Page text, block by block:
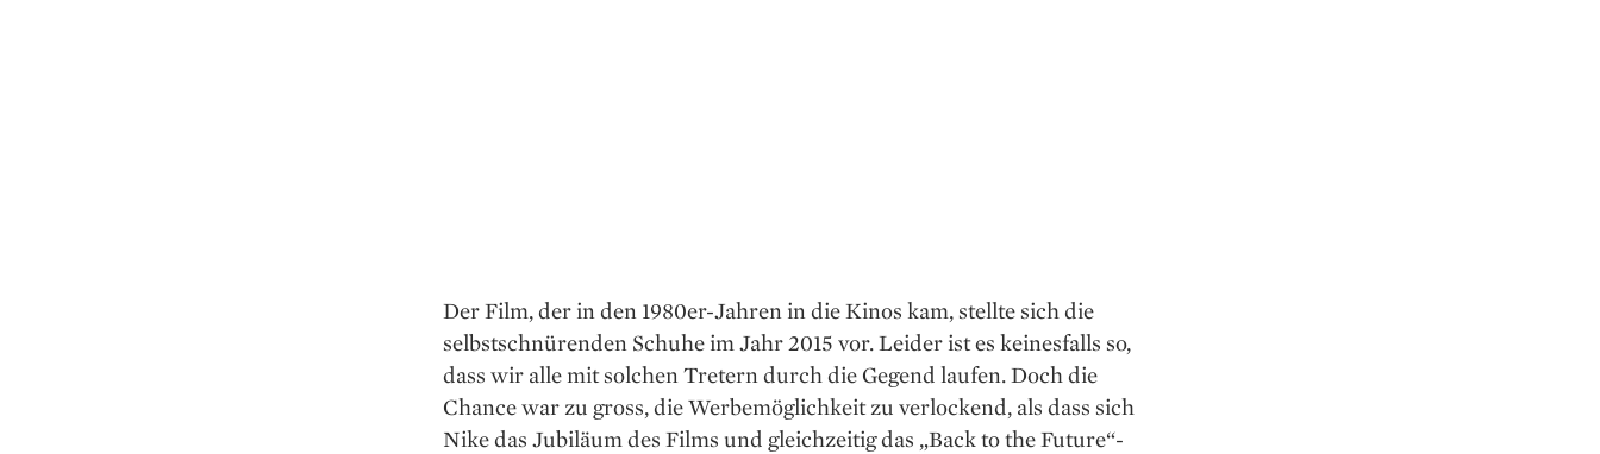
Der Film, der in den 1980er-Jahren in die Kinos kam, stellte sich die
selbstschnürenden Schuhe im Jahr 2015 vor. Leider ist es keinesfalls so,
dass wir alle mit solchen Tretern durch die Gegend laufen. Doch die
Chance war zu gross, die Werbemöglichkeit zu verlockend, als dass sich
Nike das Jubiläum des Films und gleichzeitig das „Back to the Future“-